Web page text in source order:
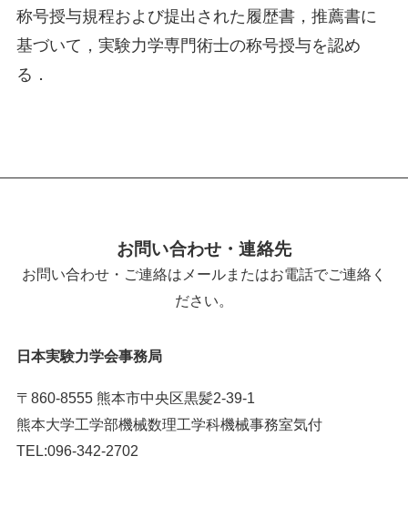
称号授与規程および提出された履歴書，推薦書に
基づいて，実験力学専門術士の称号授与を認め
る．
お問い合わせ・連絡先
お問い合わせ・ご連絡はメールまたはお電話でご連絡く
ださい。
日本実験力学会事務局
〒860-8555 熊本市中央区黒髪2-39-1
熊本大学工学部機械数理工学科機械事務室気付
TEL:096-342-2702